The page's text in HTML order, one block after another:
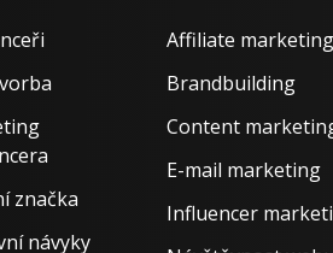
značka
návyky
Affiliate marketing
Brandbuilding
Content
E-mail marketing
Influencer